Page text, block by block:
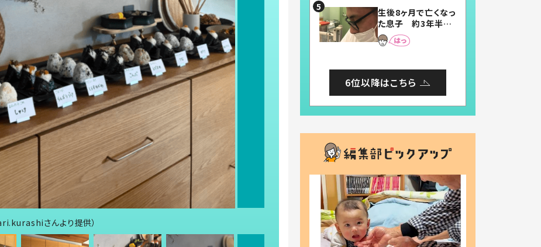
さんより提供）
まらない」「幸せにな
れる」
生後8ヶ月で亡くなっ
た息子 約3年半
後、当時の妻の日記
に書いてあった本音
6位以降はこちら